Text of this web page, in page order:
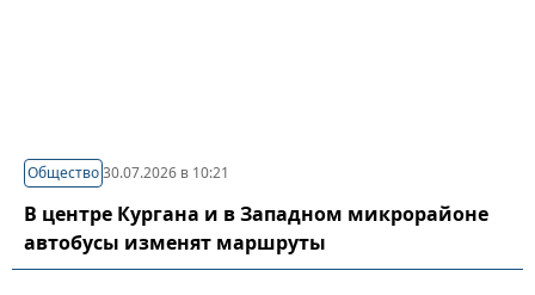
Общество30.07.2026 в 10:21
В центре Кургана и в Западном микрорайоне
автобусы изменят маршруты